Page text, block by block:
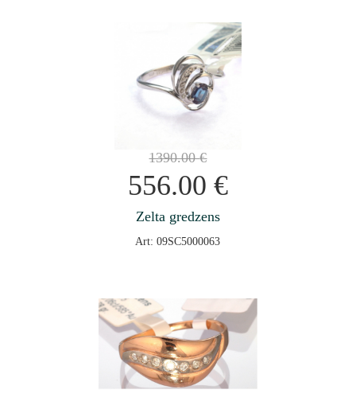
1390.00€
556.00 €
Zelta gredzens
Art: 09SC5000063